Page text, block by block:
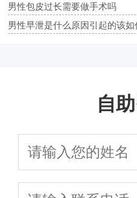
男性包皮过长需要做手术吗
男性早泄是什么原因引起的该如
自